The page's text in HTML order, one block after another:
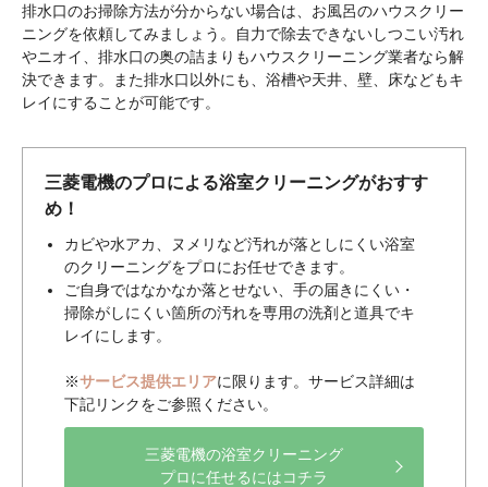
排水口のお掃除方法が分からない場合は、お風呂のハウスクリー
ニングを依頼してみましょう。自力で除去できないしつこい汚れ
やニオイ、排水口の奥の詰まりもハウスクリーニング業者なら解
決できます。また排水口以外にも、浴槽や天井、壁、床などもキ
レイにすることが可能です。
三菱電機のプロによる浴室クリーニングがおすす
め！
カビや水アカ、ヌメリなど汚れが落としにくい浴室
のクリーニングをプロにお任せできます。
ご自身ではなかなか落とせない、手の届きにくい・
掃除がしにくい箇所の汚れを専用の洗剤と道具でキ
レイにします。
※サービス提供エリアに限ります。サービス詳細は
下記リンクをご参照ください。
三菱電機の浴室クリーニング
プロに任せるにはコチラ